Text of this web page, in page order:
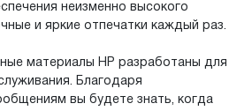
неизменно высокого
и яркие отпечатки каждый раз.
материалы HP разработаны для
Благодаря
вы будете знать, когда